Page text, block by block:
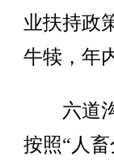
业扶持政
牛犊，年
六道沟
按照“人